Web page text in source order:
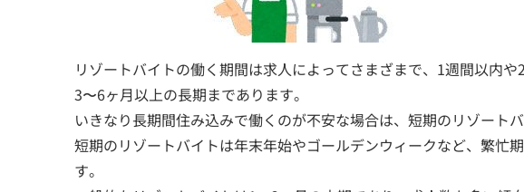
リゾートバイトの働く期間は求人によってさまざまで、1週間以内
3〜6ヶ月以上の長期まであります。
いきなり長期間住み込みで働くのが不安な場合は、短期のリゾート
短期のリゾートバイトは年末年始やゴールデンウィークなど、繁忙
す。